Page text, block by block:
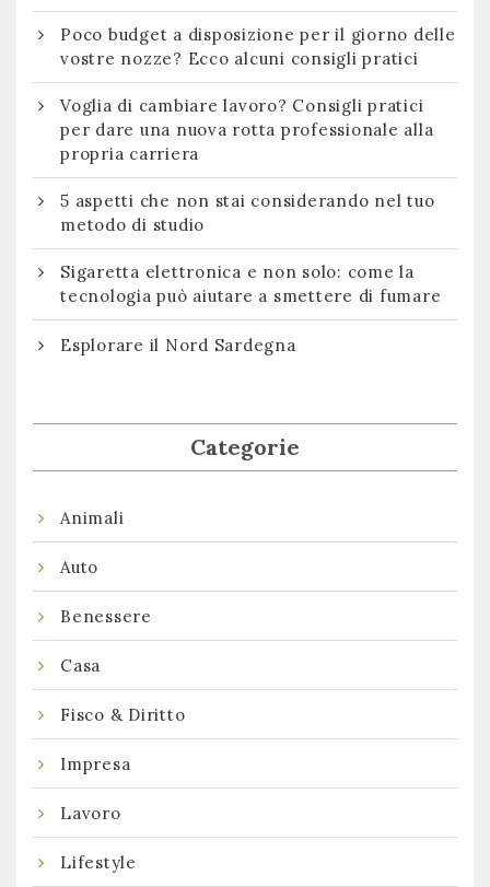
Poco budget a disposizione per il giorno delle
vostre nozze? Ecco alcuni consigli pratici
Voglia di cambiare lavoro? Consigli pratici
per dare una nuova rotta professionale alla
propria carriera
5 aspetti che non stai considerando nel tuo
metodo di studio
Sigaretta elettronica e non solo: come la
tecnologia può aiutare a smettere di fumare
Esplorare il Nord Sardegna
Categorie
Animali
Auto
Benessere
Casa
Fisco & Diritto
Impresa
Lavoro
Lifestyle